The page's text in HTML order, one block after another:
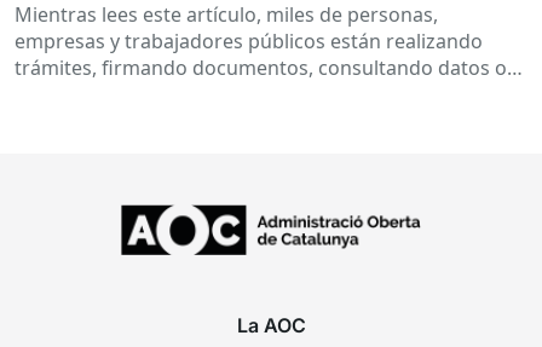
Mientras lees este artículo, miles de personas,
empresas y trabajadores públicos están realizando
trámites, firmando documentos, consultando datos o
La AOC